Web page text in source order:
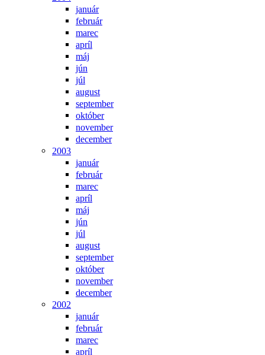
január
február
marec
apríl
máj
jún
júl
august
september
október
november
december
2003
január
február
marec
apríl
máj
jún
júl
august
september
október
november
december
2002
január
február
marec
apríl